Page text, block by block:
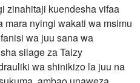
zinahitaji kuendesha vifaa
mara nyingi wakati wa msimu
wa juu sana wa
silage za Taizy
wa shinikizo la juu na